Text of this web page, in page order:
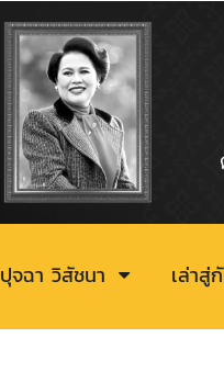
ปุจฉา วิสัชนา เล่าสู่